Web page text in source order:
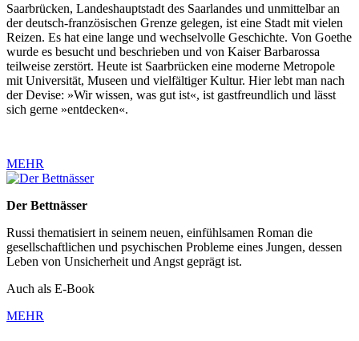
Saarbrücken, Landeshauptstadt des Saarlandes und unmittelbar an
der deutsch-französischen Grenze gelegen, ist eine Stadt mit vielen
Reizen. Es hat eine lange und wechselvolle Geschichte. Von Goethe
wurde es besucht und beschrieben und von Kaiser Barbarossa
teilweise zerstört. Heute ist Saarbrücken eine moderne Metropole
mit Universität, Museen und vielfältiger Kultur. Hier lebt man nach
der Devise: »Wir wissen, was gut ist«, ist gastfreundlich und lässt
sich gerne »entdecken«.
MEHR
Der Bettnässer
Russi thematisiert in seinem neuen, einfühlsamen Roman die
gesellschaftlichen und psychischen Probleme eines Jungen, dessen
Leben von Unsicherheit und Angst geprägt ist.
Auch als E-Book
MEHR